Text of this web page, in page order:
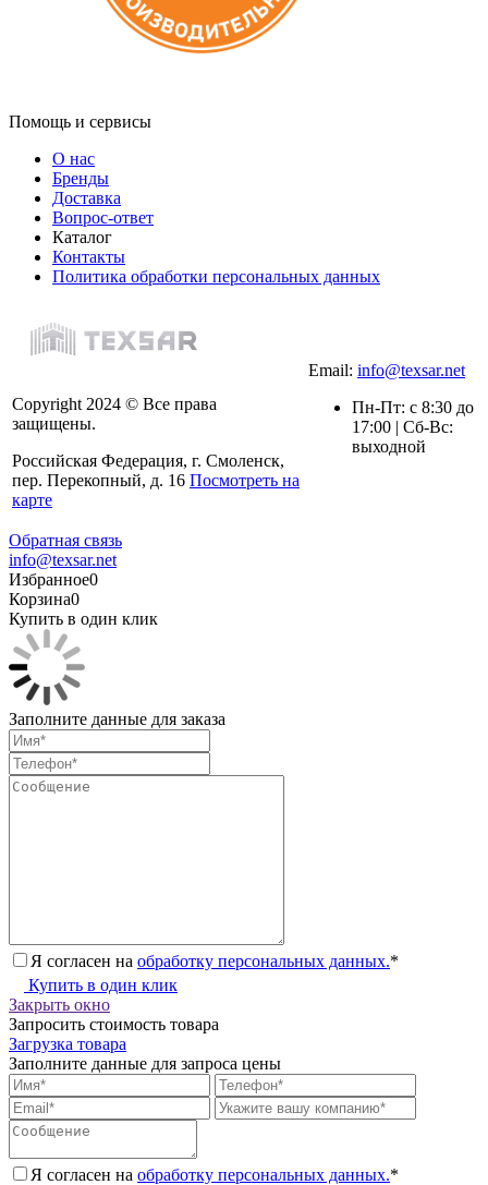
Помощь и сервисы
О нас
Бренды
Доставка
Вопрос-ответ
Каталог
Контакты
Политика обработки персональных данных
Copyright 2024 © Все права
защищены.
Российская Федерация, г. Смоленск,
пер. Перекопный, д. 16 Посмотреть на
карте
Email: info@texsar.net
Пн-Пт: с 8:30 до
17:00 | Сб-Вс:
выходной
Обратная связь
info@texsar.net
Избранное0
Корзина0
Купить в один клик
Заполните данные для заказа
Я согласен на обработку персональных данных.*
Купить в один клик
Закрыть окно
Запросить стоимость товара
Загрузка товара
Заполните данные для запроса цены
Я согласен на обработку персональных данных.*